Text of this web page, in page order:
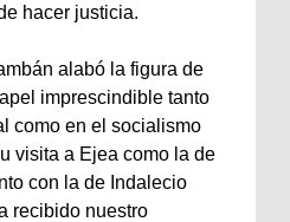
hacer justicia.
alabó la figura de
imprescindible tanto
como en el socialismo
visita a Ejea como la de
con la de Indalecio
recibido nuestro